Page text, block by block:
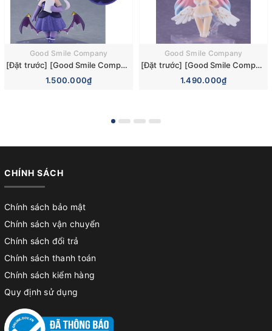
Good Smile Company
[Đặt trước] [Good Smile Company] Mô hình nhân vật Blue Archive Nendoroid 3110 Hina Sorasaki Dress Basic Figure (+Bonus)
1.500.000₫
Good Smile Company
[Đặt trước] [Good Smile Company] Mô hình nhân vật Blue Archive Nendoroid 3084 Mika Misono Swimsuit Basic Figure (Bonus)
1.490.000₫
CHÍNH SÁCH
Chính sách bảo mật
Chính sách vận chuyển
Chính sách đổi trả
Chính sách thanh toán
Chính sách kiểm hàng
Quy định sử dụng